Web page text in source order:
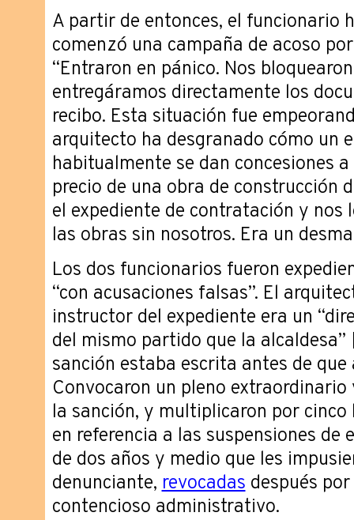
A partir de entonces, el funcionario
comenzó una campaña de acoso
“Entraron en pánico. Nos
entregáramos directamente los
recibo. Esta situación fue
arquitecto ha desgranado cómo un
habitualmente se dan concesiones
precio de una obra de construcción
el expediente de contratación y nos
las obras sin nosotros. Era un
Los dos funcionarios fueron
“con acusaciones falsas”. El
instructor del expediente era un
del mismo partido que la
sanción estaba escrita antes de
Convocaron un pleno
la sanción, y multiplicaron por cinco
en referencia a las suspensiones de
de dos años y medio que les
denunciante,revocadasdespués
contencioso administrativo.